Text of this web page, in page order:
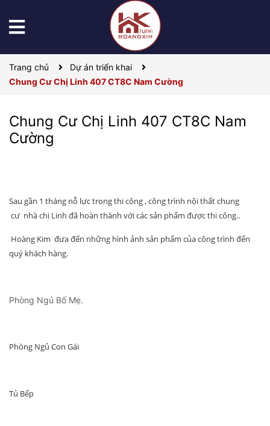
Trang chủ
Dự án triển khai
Chung Cư Chị Linh 407 CT8C Nam Cường
Chung Cư Chị Linh 407 CT8C Nam
Cường
Sau gần 1 tháng nỗ lực trong thi công , công trình nội thất chung
cư nhà chị Linh đã hoàn thành với các sản phẩm được thi công..
Hoàng Kim đưa đến những hình ảnh sản phẩm của công trình đến
quý khách hàng.
Phòng Ngủ Bố Mẹ.
Phòng Ngủ Con Gái
Tủ Bếp